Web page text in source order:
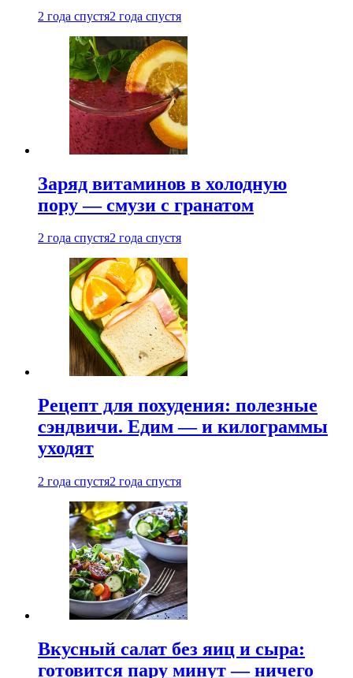
2 года спустя2 года спустя
Заряд витаминов в холодную
пору — смузи с гранатом
2 года спустя2 года спустя
Рецепт для похудения: полезные
сэндвичи. Едим — и килограммы
уходят
2 года спустя2 года спустя
Вкусный салат без яиц и сыра:
готовится пару минут — ничего